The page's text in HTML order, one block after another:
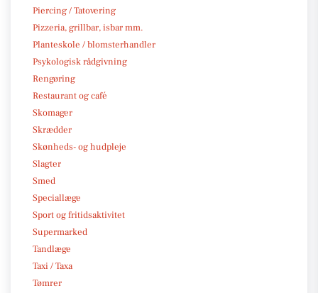
Piercing / Tatovering
Pizzeria, grillbar, isbar mm.
Planteskole / blomsterhandler
Psykologisk rådgivning
Rengøring
Restaurant og café
Skomager
Skrædder
Skønheds- og hudpleje
Slagter
Smed
Speciallæge
Sport og fritidsaktivitet
Supermarked
Tandlæge
Taxi / Taxa
Tømrer